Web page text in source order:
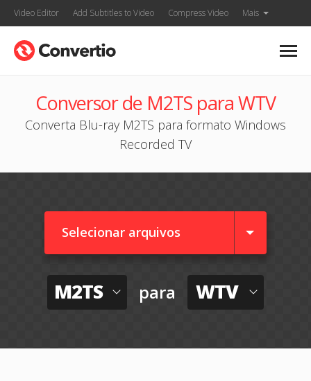
Video Editor Add Subtitles to Video Compress Video Mais
Conversor de M2TS para WTV
Converta Blu-ray M2TS para formato Windows
Recorded TV
Selecionar arquivos
M2TS para WTV